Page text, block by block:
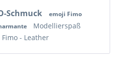
Schmuck emoji Fimo
Modellierspaß
Fimo - Leather